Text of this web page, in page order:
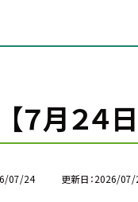
【７月２
07/24 更新日 2026/07/